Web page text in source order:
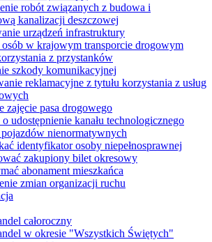
robót związanych z budowa i
kanalizacji deszczowej
urządzeń infrastruktury
osób w krajowym transporcie drogowym
z przystanków
szkody komunikacyjnej
reklamacyjne z tytułu korzystania z usług
zajęcie pasa drogowego
udostępnienie kanału technologicznego
pojazdów nienormatywnych
identyfikator osoby niepełnosprawnej
zakupiony bilet okresowy
abonament mieszkańca
zmian organizacji ruchu
całoroczny
w okresie "Wszystkich Świętych"